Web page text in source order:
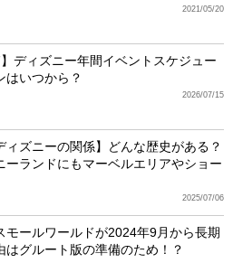
2021/05/20
】ディズニー年間イベントスケジュー
はいつから？
2026/07/15
ィズニーの関係】どんな歴史がある？
ーランドにもマーベルエリアやショー
2025/07/06
モールワールドが2024年9月から長期
はグルート版の準備のため！？